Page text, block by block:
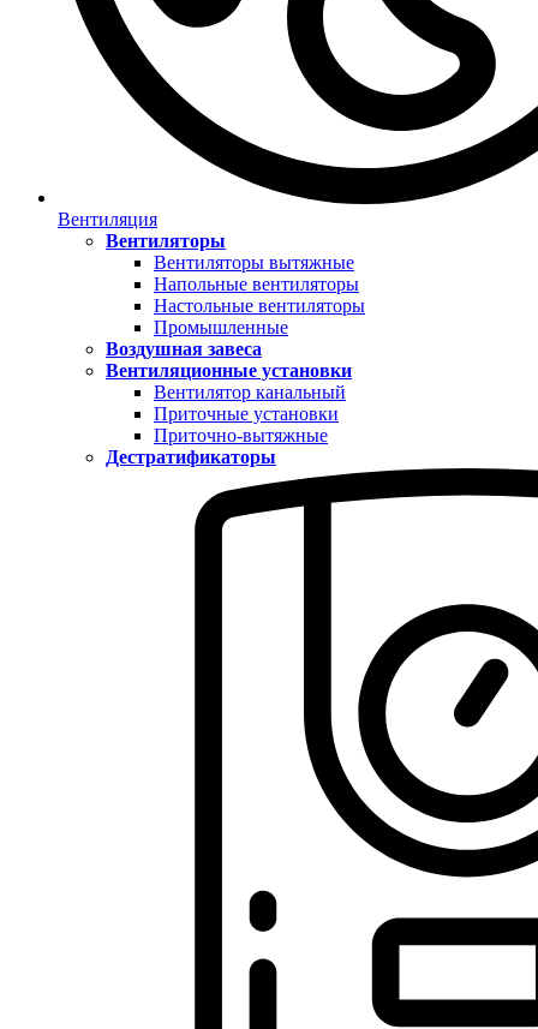
Вентиляция
Вентиляторы
Вентиляторы вытяжные
Напольные вентиляторы
Настольные вентиляторы
Промышленные
Воздушная завеса
Вентиляционные установки
Вентилятор канальный
Приточные установки
Приточно-вытяжные
Дестратификаторы